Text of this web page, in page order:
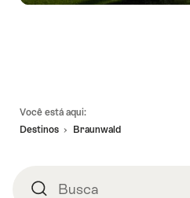
Você está aqui:
Destinos
Braunwald
BuscaBusca